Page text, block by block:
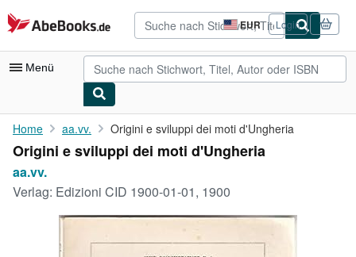
Zum Hauptinhalt
AbeBooks.de EUR
Seite
der
Einkaufseinstellungen.
Login
Menü
Nutzerkonto
Meine Bestellungen
Antiquarische Bücher
Home aa.vv. Origini e sviluppi dei moti d'Ungheria
Origini e sviluppi dei moti d'Ungheria
aa.vv.
Verlag: Edizioni CID 1900-01-01, 1900